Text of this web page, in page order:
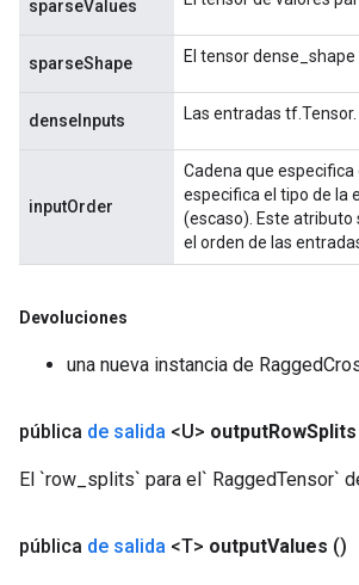
sparseValues
sparseShape El tensor
denseInputs Las entradas tf.Tensor.
inputOrder
Cadena que
especifica el tipo de la
(escaso). Este
el orden de las
Devoluciones
una nueva instancia de
pública de salida <U> outputRowSplits
El `row_splits` para el` RaggedTensor`
pública de salida <T> outputValues ()